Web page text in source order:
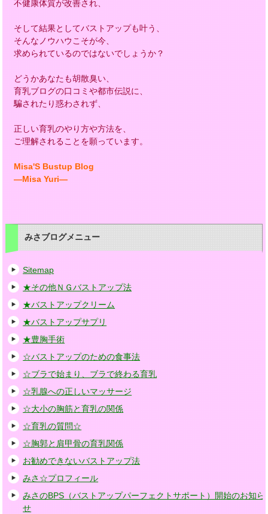
不健康体質が改善され、
そして結果としてバストアップも叶う、
そんなノウハウこそが今、
求められているのではないでしょうか？
どうかあなたも胡散臭い、
育乳ブログの口コミや都市伝説に、
騙されたり惑わされず、
正しい育乳のやり方や方法を、
ご理解されることを願っています。
Misa'S Bustup Blog
―Misa Yuri―
みさブログメニュー
Sitemap
★その他ＮＧバストアップ法
★バストアップクリーム
★バストアップサプリ
★豊胸手術
☆バストアップのための食事法
☆ブラで始まり、ブラで終わる育乳
☆乳腺への正しいマッサージ
☆大小の胸筋と育乳の関係
☆育乳の質問☆
☆胸郭と肩甲骨の育乳関係
お勧めできないバストアップ法
みさ☆プロフィール
みさのBPS（バストアップパーフェクトサポート）開始のお知ら
せ